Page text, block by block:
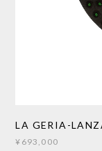
LA GERIA-
¥693,000